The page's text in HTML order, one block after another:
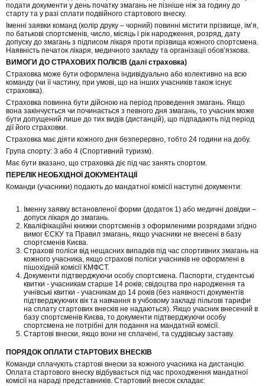
подати документи у день початку змагань не пізніше ніж за годину до
старту та у разі сплати подвійного стартового внеску.
Іменні заявки команд (колір друку – чорний) повинні містити прізвище, ім’я,
по батькові спортсменів, число, місяць і рік народження, розряд, дату
допуску до змагань з підписом лікаря проти прізвища кожного спортсмена.
Наявність печаток лікаря, медичного закладу та організації обов’язкова.
ВИМОГИ ДО СТРАХОВИХ ПОЛІСІВ (далі страховка)
Страховка може бути оформлена індивідуально або колективно на всю
команду (чи її частину, при умові, що на інших учасників також існує
страховка).
Страховка повинна бути дійсною на період проведення змагань. Якщо
вона закінчується чи починається з певного дня змагань, то учасник може
бути допущений лише до тих видів (дистанцій), що підпадають під період
дії його страховки.
Страховка має діяти кожного дня безперервно, тобто 24 години на добу.
Група спорту: 3 або 4 (Спортивний туризм).
Має бути вказано, що страховка діє під час занять спортом.
ПЕРЕЛІК НЕОБХІДНОЇ ДОКУМЕНТАЦІЇ
Команди (учасники) подають до мандатної комісії наступні документи:
Іменну заявку встановленої форми (додаток 1) або медичні довідки –
допуск лікаря до змагань.
Кваліфікаційні книжки спортсменів з оформленими розрядами згідно
вимог ЄСКУ та Правил змагань, якщо учасники не внесені в базу
спортсменів Києва.
Страхові поліси від нещасних випадків під час спортивних змагань на
кожного учасника, якщо страхові поліси учасників не оформлені в
пішохідній комісії КМФСТ.
Документи підтверджуючи особу спортсмена. Паспорти, студентські
квитки - учасникам старше 14 років; свідоцтва про народження та
учнівські квитки - учасникам до 14 років (без наявності документів
підтверджуючих вік та навчання в учбовому закладі пільгові тарифи
на сплату стартових внесків не надаються). Якщо учасник внесений в
базу спортсменів Києва, то документи підтверджуючи особу
спортсмена не потрібні для подання на мандатній комісії.
Стартові внески, якщо вони не сплачені, та суддівську заставу.
ПОРЯДОК ОПЛАТИ СТАРТОВИХ ВНЕСКІВ
Команди сплачують стартові внески за кожного учасника на дистанцію.
Оплата стартового внеску відбувається під час проходження мандатної
комісії на нараді представників. Стартовий внесок складає: